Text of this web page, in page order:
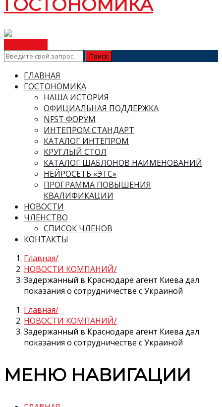
ГЛАВНАЯ
ГОСТОНОМИКА
НАША ИСТОРИЯ
ОФИЦИАЛЬНАЯ ПОДДЕРЖКА
NFST ФОРУМ
ИНТЕПРОМ.СТАНДАРТ
КАТАЛОГ ИНТЕПРОМ
КРУГЛЫЙ СТОЛ
КАТАЛОГ ШАБЛОНОВ НАИМЕНОВАНИЙ
НЕЙРОСЕТЬ «ЭТС»
ПРОГРАММА ПОВЫШЕНИЯ
КВАЛИФИКАЦИИ
НОВОСТИ
ЧЛЕНСТВО
СПИСОК ЧЛЕНОВ
КОНТАКТЫ
Главная
НОВОСТИ КОМПАНИЙ
Задержанный в Краснодаре агент Киева дал
показания о сотрудничестве с Украиной
Главная
НОВОСТИ КОМПАНИЙ
Задержанный в Краснодаре агент Киева дал
показания о сотрудничестве с Украиной
МЕНЮ НАВИГАЦИИ